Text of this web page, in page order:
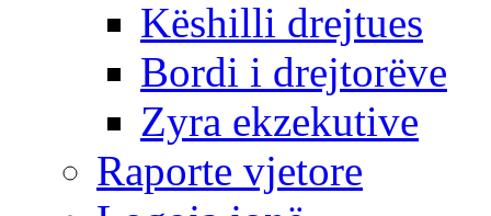
Këshilli drejtues
Bordi i drejtorëve
Zyra ekzekutive
Raporte vjetore